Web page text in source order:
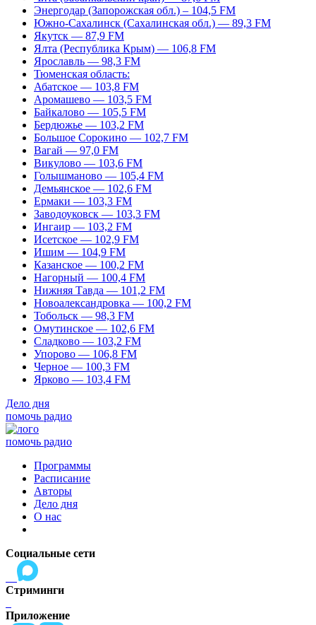
Энергодар (Запорожская обл.) – 104,5 FM
Южно-Сахалинск (Сахалинская обл.) — 89,3 FM
Якутск — 87,9 FM
Ялта (Республика Крым) — 106,8 FM
Ярославль — 98,3 FM
Тюменская область:
Абатское — 103,8 FM
Аромашево — 103,5 FM
Байкалово — 105,5 FM
Бердюжье — 103,2 FM
Большое Сорокино — 102,7 FM
Вагай — 97,0 FM
Викулово — 103,6 FM
Голышманово — 105,4 FM
Демьянское — 102,6 FM
Ермаки — 103,3 FM
Заводоуковск — 103,3 FM
Ингаир — 103,2 FM
Исетское — 102,9 FM
Ишим — 104,9 FM
Казанское — 100,2 FM
Нагорный — 100,4 FM
Нижняя Тавда — 101,2 FM
Новоалександровка — 100,2 FM
Тобольск — 98,3 FM
Омутинское — 102,6 FM
Сладково — 103,2 FM
Упорово — 106,8 FM
Черное — 100,3 FM
Ярково — 103,4 FM
Дело дня
помочь радио
помочь радио
Программы
Расписание
Авторы
Дело дня
О нас
Социальные сети
Стриминги
Приложение